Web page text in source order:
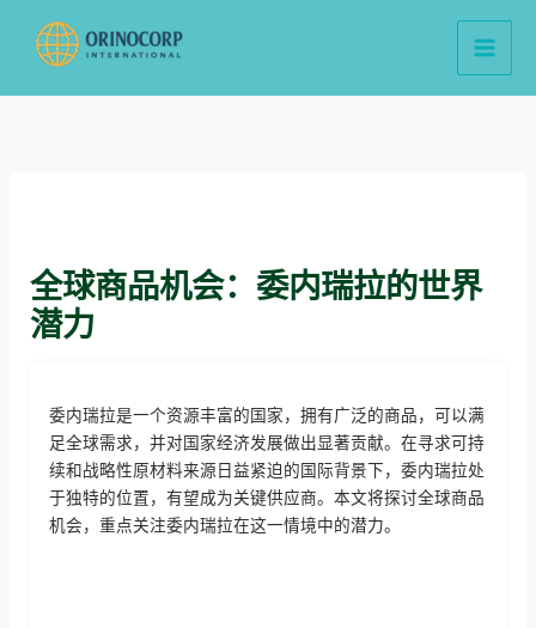
全球商品机会：委内瑞拉的世界
潜力
委内瑞拉是一个资源丰富的国家，拥有广泛的商品，可以满
足全球需求，并对国家经济发展做出显著贡献。在寻求可持
续和战略性原材料来源日益紧迫的国际背景下，委内瑞拉处
于独特的位置，有望成为关键供应商。本文将探讨全球商品
机会，重点关注委内瑞拉在这一情境中的潜力。